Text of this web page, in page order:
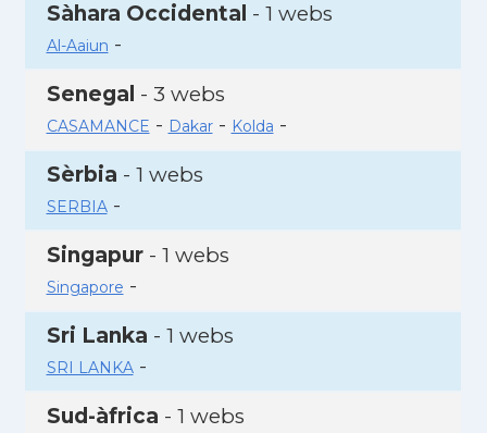
Sàhara Occidental - 1 webs
Al-Aaiun -
Senegal - 3 webs
CASAMANCE - Dakar- Kolda -
Sèrbia - 1 webs
SERBIA-
Singapur- 1 webs
Singapore -
Sri Lanka - 1 webs
SRI LANKA-
Sud-àfrica - 1 webs